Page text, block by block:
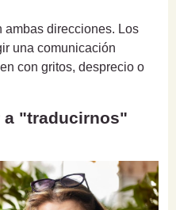
ambas direcciones. Los
una comunicación
con gritos, desprecio o
a "traducirnos"